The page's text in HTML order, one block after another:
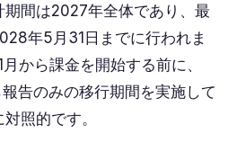
期間は2027年全体であり、最
年5月31日までに行われま
から課金を開始する前に、
告のみの移行期間を実施して
照的です。